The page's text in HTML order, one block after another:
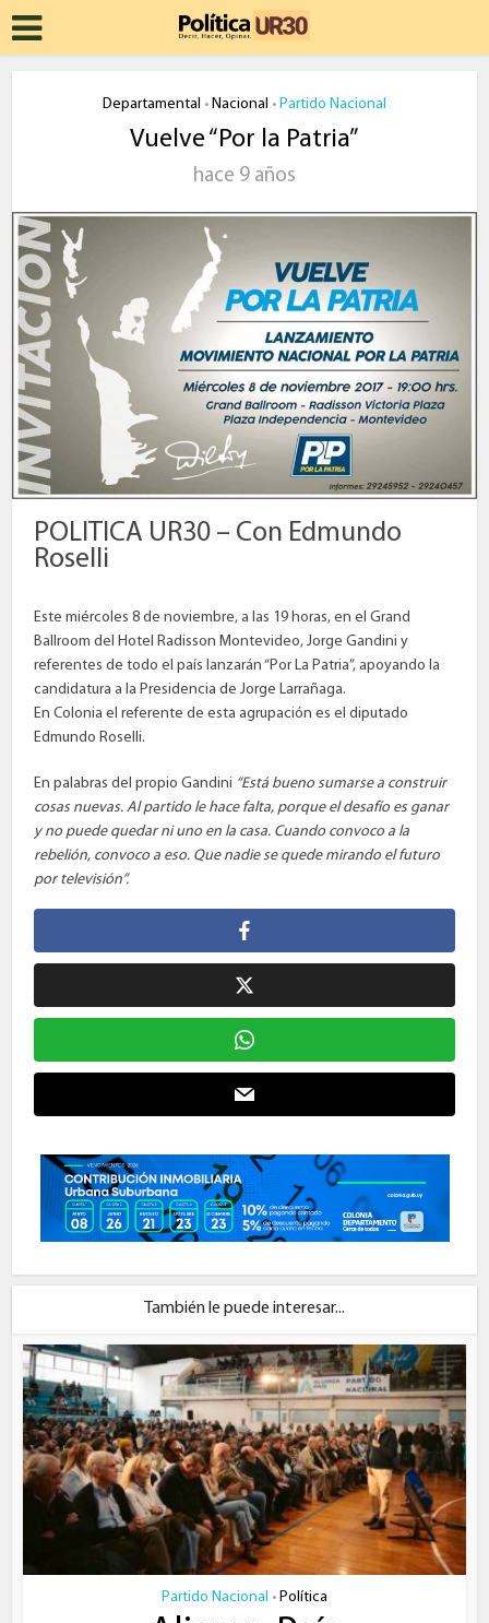
Departamental • Nacional • Partido Nacional
Vuelve “Por la Patria”
hace 9 años
POLITICA UR30 – Con Edmundo
Roselli
Este miércoles 8 de noviembre, a las 19 horas, en el Grand
Ballroom del Hotel Radisson Montevideo, Jorge Gandini y
referentes de todo el país lanzarán “Por La Patria”, apoyando la
candidatura a la Presidencia de Jorge Larrañaga.
En Colonia el referente de esta agrupación es el diputado
Edmundo Roselli.
En palabras del propio Gandini “Está bueno sumarse a construir
cosas nuevas. Al partido le hace falta, porque el desafío es ganar
y no puede quedar ni uno en la casa. Cuando convoco a la
rebelión, convoco a eso. Que nadie se quede mirando el futuro
por televisión”.
También le puede interesar...
Partido Nacional • Política